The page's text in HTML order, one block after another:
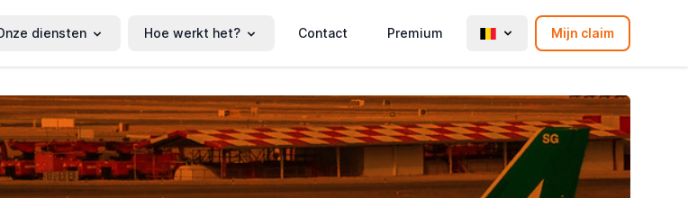
diensten Hoe werkt het? Contact Premium Mijn claim